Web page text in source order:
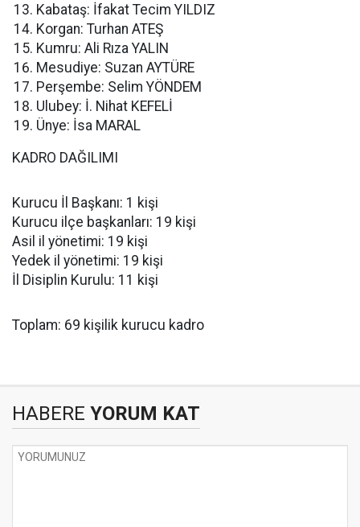
Kabataş: İfakat Tecim YILDIZ
Korgan: Turhan ATEŞ
Kumru: Ali Rıza YALIN
Mesudiye: Suzan AYTÜRE
Perşembe: Selim YÖNDEM
Ulubey: İ. Nihat KEFELİ
Ünye: İsa MARAL
KADRO DAĞILIMI
Kurucu İl Başkanı: 1 kişi
Kurucu ilçe başkanları: 19 kişi
Asil il yönetimi: 19 kişi
Yedek il yönetimi: 19 kişi
İl Disiplin Kurulu: 11 kişi
Toplam: 69 kişilik kurucu kadro
HABERE YORUM KAT